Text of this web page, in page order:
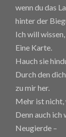
wenn du das
hinter der
Ich will
Eine Karte.
Hauch sie
Durch den
zu mir her.
Mehr ist nicht,
Denn auch ich
Neugierde –